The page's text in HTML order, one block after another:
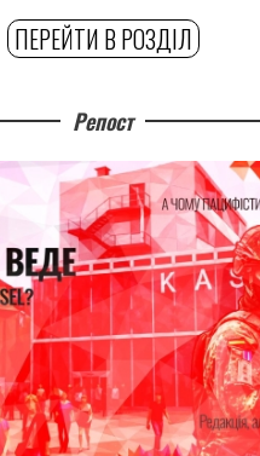
ПЕРЕЙТИ В РОЗДІЛ
Репост